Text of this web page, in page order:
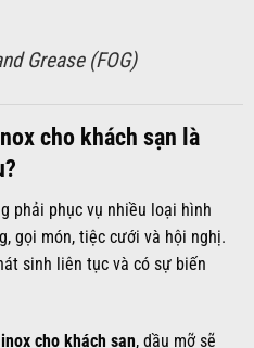
Grease (FOG)
cho khách sạn là
phải phục vụ nhiều loại hình
gọi món, tiệc cưới và hội nghị.
sinh liên tục và có sự biến
cho khách sạn, dầu mỡ sẽ